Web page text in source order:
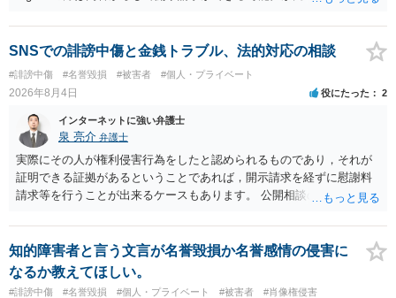
いでしょう。７月中にアカウントが削除されている場合、今から進め
ても失敗する可能性が高いように思われます。 相手を特定できた場
合、相手に全ての弁護士費用を負担させることは可能でしょうか？ →
訴訟外の交渉で相手方が認めれば負担させることができるでしょう。
訴訟で判決となった場合は、実際の弁護士費用が認められる場合と認
められない場合があり何ともいえないところでしょう。
SNSでの誹謗中傷と金銭トラブル、法的対応の相談
#誹謗中傷 #名誉毀損 #被害者 #個人・プライベート
2026年8月4日 役にたった 2
インターネットに強い弁護士
泉 亮介 弁護士
実際にその人が権利侵害行為をしたと認められるものであり，それが
証明できる証拠があるということであれば，開示請求を経ずに慰謝料
請求等を行うことが出来るケースもあります。 公開相談の場では回答
に個別に相談されると良いでしょう。
知的障害者と言う文言が名誉毀損か名誉感情の侵害に
なるか教えてほしい。
#誹謗中傷 #名誉毀損 #個人・プライベート #被害者
#肖像権侵害